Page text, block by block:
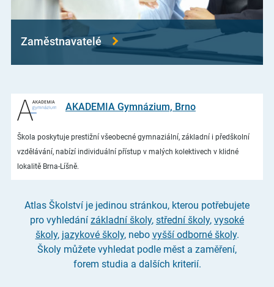
Zaměstnavatelé
AKADEMIA Gymnázium, Brno
Škola poskytuje prestižní všeobecné gymnaziální, základní i předškolní
vzdělávání, nabízí individuální přístup v malých kolektivech v klidné
lokalitě Brna-Líšně.
Atlas Školství je jedinou stránkou, kterou potřebujete
pro vyhledání základní školy, střední školy, vysoké
školy, jazykové školy, nebo vyšší odborné školy.
Školy můžete vyhledat podle měst a zaměření,
forem studia a dalších kriterií.